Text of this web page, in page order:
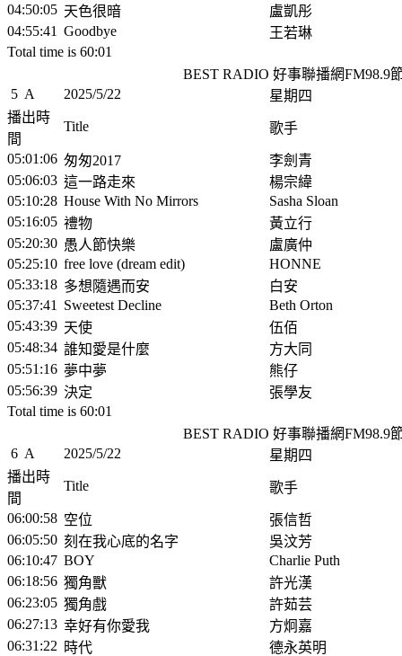
04:50:05 天色很暗
盧凱彤
04:55:41 Goodbye
王若琳
Total time is 60:01
BEST RADIO 好事聯播網FM98.9
5 A 2025/5/22
星期四
播出時
間
Title
歌手
05:01:06 匆匆2017
李劍青
05:06:03 這一路走來
楊宗緯
05:10:28 House With No Mirrors
Sasha Sloan
05:16:05 禮物
黃立行
05:20:30 愚人節快樂
盧廣仲
05:25:10 free love (dream edit)
HONNE
05:33:18 多想隨遇而安
白安
05:37:41
Sweetest Decline
Beth Orton
05:43:39 天使
伍佰
05:48:34 誰知愛是什麼
方大同
05:51:16 夢中夢
熊仔
05:56:39 決定
張學友
Total time is 60:01
BEST RADIO 好事聯播網FM98.9
6 A 2025/5/22
星期四
播出時
間
Title
歌手
06:00:58 空位
張信哲
06:05:50 刻在我心底的名字
吳汶芳
06:10:47 BOY
Charlie Puth
06:18:56 獨角獸
許光漢
06:23:05 獨角戲
許茹芸
06:27:13 幸好有你愛我
方炯嘉
06:31:22 時代
德永英明